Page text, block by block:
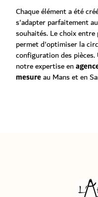
Chaque élément a été
s'adapter parfaitement
souhaités. Le choix
permet d'optimiser la
configuration des
notre expertise en
mesureau Mans et en